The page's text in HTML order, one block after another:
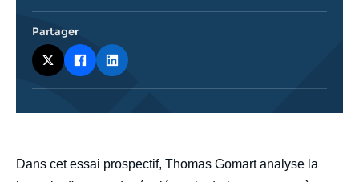
body
Dans cet essai prospectif, Thomas Gomart analyse la
Partager